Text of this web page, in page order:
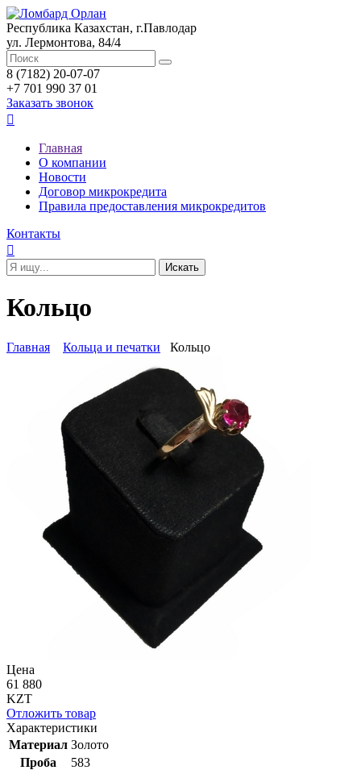
Республика Казахстан, г.Павлодар
ул. Лермонтова, 84/4
8 (7182) 20-07-07
+7 701 990 37 01
Заказать звонок

Главная
О компании
Новости
Договор микрокредита
Правила предоставления микрокредитов
Контакты

Кольцо
Главная Кольца и печатки Кольцо
Цена
61 880
KZT
Отложить товар
Характеристики
Материал Золото
Проба
583